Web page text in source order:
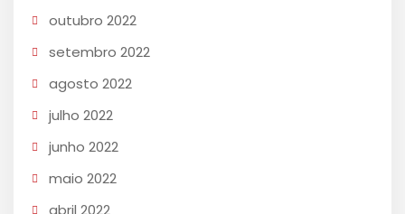
outubro 2022
setembro 2022
agosto 2022
julho 2022
junho 2022
maio 2022